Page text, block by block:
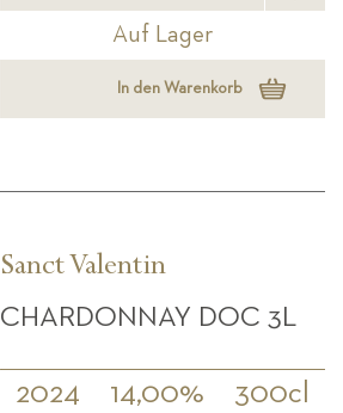
Auf Lager
In den Warenkorb
Sanct Valentin
CHARDONNAY DOC 3L
2024 14,00% 300cl